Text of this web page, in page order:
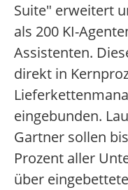
Suite" erweitert
als 200 KI-
Assistenten.
direkt in
eingebunden.
Gartner sollen
Prozent aller
über